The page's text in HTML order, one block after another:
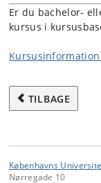
Er du bachelor-
kursus i
TILBAGE
Københavns
Nørregade 10